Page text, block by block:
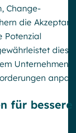
Change-
die Akzeptanz
Potenzial
dieser
Unternehmen
für bessere